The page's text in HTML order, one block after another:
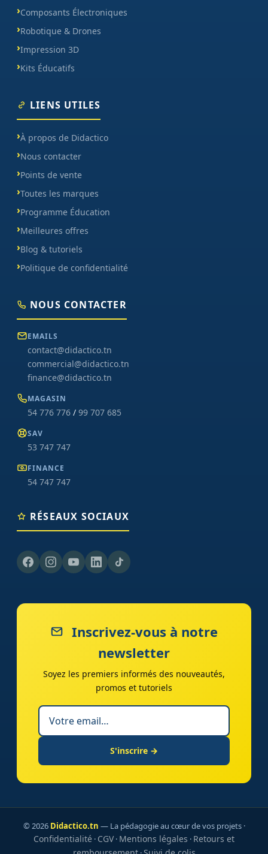
Composants Électroniques
Robotique & Drones
Impression 3D
Kits Éducatifs
LIENS UTILES
À propos de Didactico
Nous contacter
Points de vente
Toutes les marques
Programme Éducation
Meilleures offres
Blog & tutoriels
Politique de confidentialité
NOUS CONTACTER
EMAILS
contact@didactico.tn
commercial@didactico.tn
finance@didactico.tn
MAGASIN
54 776 776 / 99 707 685
SAV
53 747 747
FINANCE
54 747 747
RÉSEAUX SOCIAUX
Inscrivez-vous à notre
newsletter
Soyez les premiers informés des nouveautés,
promos et tutoriels
S'inscrire →
© 2026 Didactico.tn — La pédagogie au cœur de vos projets ·
Confidentialité · CGV· Mentions légales · Retours et